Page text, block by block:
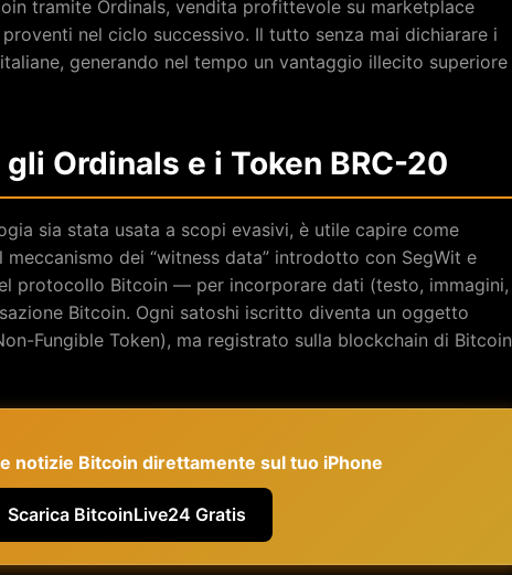
tramite Ordinals, vendita profittevole su marketplace
nel ciclo successivo. Il tutto senza mai dichiarare i
generando nel tempo un vantaggio illecito superiore
Ordinals e i Token BRC-20
sia stata usata a scopi evasivi, è utile capire come
dei “witness data” introdotto con SegWit e
protocollo Bitcoin — per incorporare dati (testo, immagini,
Bitcoin. Ogni satoshi iscritto diventa un oggetto
Fungible Token), ma registrato sulla blockchain di Bitcoin
notizie Bitcoin direttamente sul tuo iPhone
Scarica BitcoinLive24 Gratis